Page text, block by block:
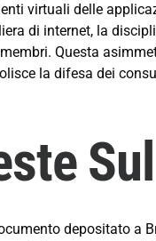
virtuali delle
di internet, la
Questa
la difesa dei
depositato a